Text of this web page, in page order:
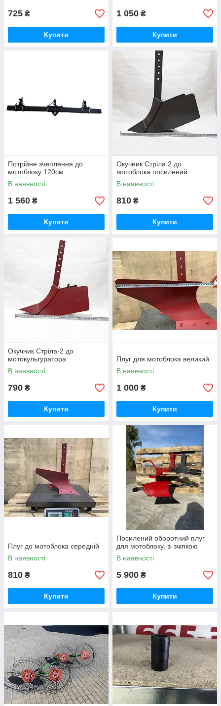
725 ₴
Купити
1 050 ₴
Купити
Потрійне зчеплення до
мотоблоку 120см
В наявності
1 560 ₴
Купити
Окучник Стріла 2 до
мотоблока посилений
В наявності
810 ₴
Купити
Окучник Стріла-2 до
мотокультуратора
В наявності
790 ₴
Купити
Плуг для мотоблока великий
В наявності
1 000 ₴
Купити
Плуг до мотоблока середній
В наявності
810 ₴
Купити
Посилений оборотний плуг
для мотоблоку, зі зчіпкою
В наявності
5 900 ₴
Купити